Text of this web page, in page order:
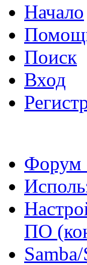
Начало
Поиск
Вход
Форум
ПО